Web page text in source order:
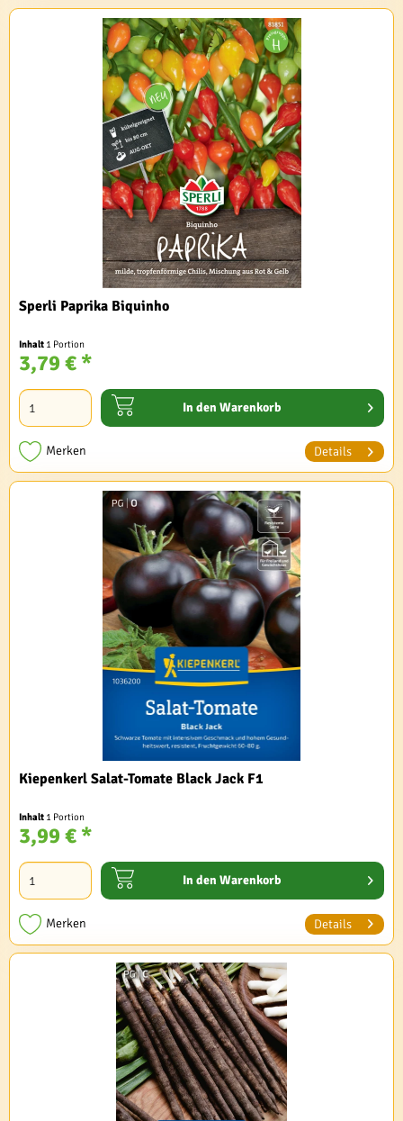
Sperli Paprika Biquinho
Inhalt 1 Portion
3,79 € *
In den Warenkorb
Merken Details
Kiepenkerl Salat-Tomate Black Jack F1
Inhalt 1 Portion
3,99 € *
In den Warenkorb
Merken Details